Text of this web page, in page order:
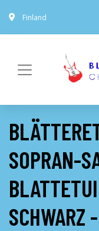
Finland
SOPRAN-
SCHWARZ -